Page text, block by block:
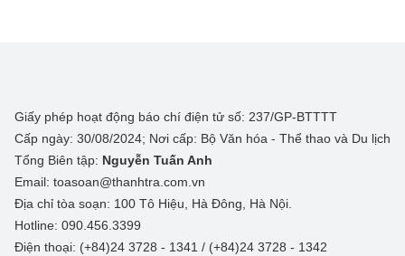
Giấy phép hoạt động báo chí điện tử số: 237/GP-BTTTT
Cấp ngày: 30/08/2024; Nơi cấp: Bộ Văn hóa - Thể thao và Du lịch
Tổng Biên tập: Nguyễn Tuấn Anh
Email: toasoan@thanhtra.com.vn
Địa chỉ tòa soạn: 100 Tô Hiệu, Hà Đông, Hà Nội.
Hotline: 090.456.3399
Điện thoại: (+84)24 3728 - 1341 / (+84)24 3728 - 1342